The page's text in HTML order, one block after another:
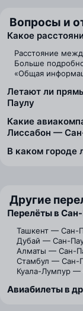
Вопросы и
Какое
Расстояние
Больше
«Общая
Летают ли
Паулу
Какие
Лиссабон —
В каком городе
Другие
Перелёты в
Ташкент — Сан-
Дубай — Сан-
Алматы — Сан-
Стамбул — Сан-
Куала-Лумпур —
Авиабилеты в